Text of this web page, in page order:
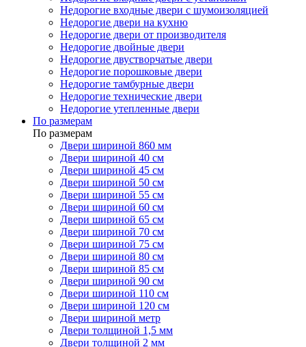
Недорогие входные двери с шумоизоляцией
Недорогие двери на кухню
Недорогие двери от производителя
Недорогие двойные двери
Недорогие двустворчатые двери
Недорогие порошковые двери
Недорогие тамбурные двери
Недорогие технические двери
Недорогие утепленные двери
По размерам
По размерам
Двери шириной 860 мм
Двери шириной 40 см
Двери шириной 45 см
Двери шириной 50 см
Двери шириной 55 см
Двери шириной 60 см
Двери шириной 65 см
Двери шириной 70 см
Двери шириной 75 см
Двери шириной 80 см
Двери шириной 85 см
Двери шириной 90 см
Двери шириной 110 см
Двери шириной 120 см
Двери шириной метр
Двери толщиной 1,5 мм
Двери толщиной 2 мм